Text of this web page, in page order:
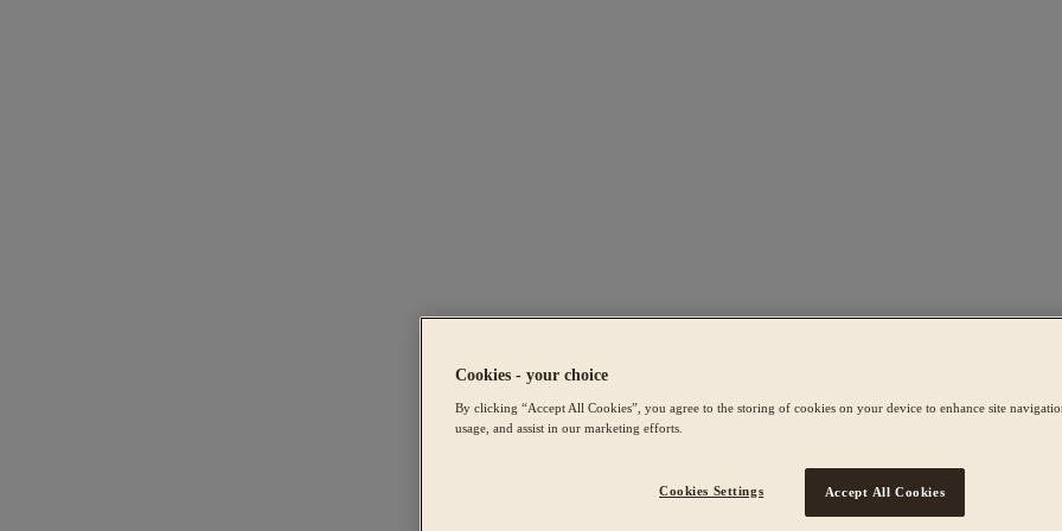
Cookies - your choice
By clicking “Accept All Cookies”, you agree to the storing of cookies on your device to enhance site
usage, and assist in our marketing efforts.
Cookies Settings Accept All Cookies